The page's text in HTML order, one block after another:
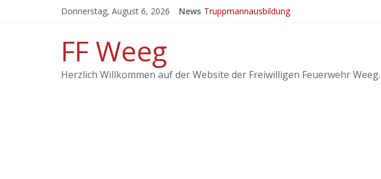
Donnerstag, August 6, 2026 News Truppmannausbildung
FF Weeg
Herzlich Willkommen auf der Website der Freiwilligen Feuerwehr Weeg.